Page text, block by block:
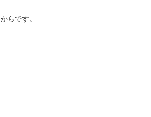
らです。